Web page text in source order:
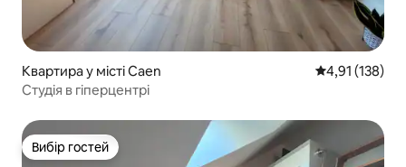
Квартира у місті Caen Середня
4,91 (138)
Студія в гіперцентрі
Вибір гостей
Вибір гостей